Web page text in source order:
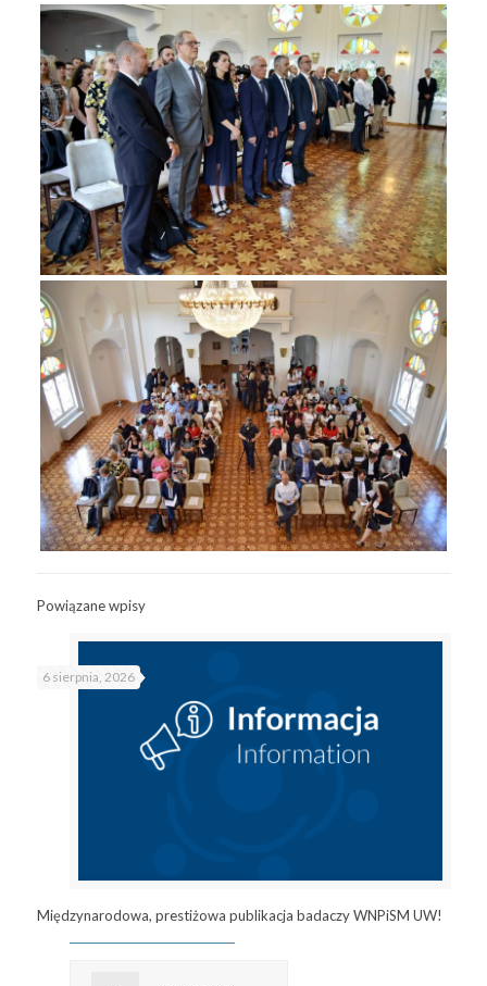
Powiązane wpisy
6 sierpnia, 2026
Międzynarodowa, prestiżowa publikacja badaczy WNPiSM UW!